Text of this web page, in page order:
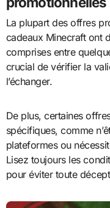
La plupart des offres
cadeaux Minecraft ont
comprises entre
crucial de vérifier la
l’échanger.
De plus, certaines
spécifiques, comme
plateformes ou
Lisez toujours les
pour éviter toute